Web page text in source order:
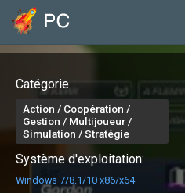
Catégorie
Action / Coopération /
Gestion / Multijoueur /
Simulation / Stratégie
Système d'exploitation:
Windows 7/8.1/10 x86/x64